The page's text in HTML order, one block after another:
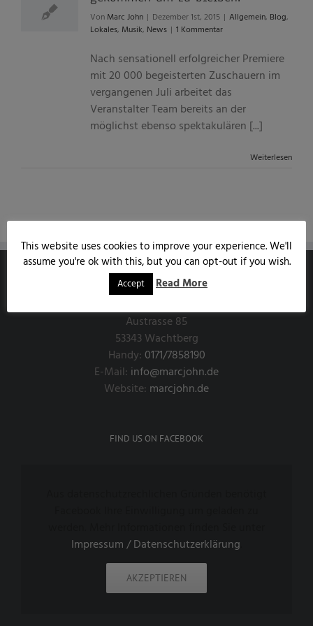
Von Marc John | Dezember 1st, 2015 | Allgemein, Blog,
Lokales, Musik, News | 1 Kommentar
Nach sensationell erfolgreicher Premiere
mit 20 000 begeisterten Zuschauern im
vergangenen Juli arbeitet das
Veranstalter Team bereits an der
möglichst ebenso spektakulären [...]
Weiterlesen
MARCJOHN.DE
Austrasse 85
53343 Wachtberg
Handy: 0171/7858190
E-Mail: info@marcjohn.de
Website: marcjohn.de
FIND US ON FACEBOOK
Impressum / Datenschutzerklärung
AKZEPTIEREN
This website uses cookies to improve your experience. We'll
assume you're ok with this, but you can opt-out if you wish.
Accept Read More